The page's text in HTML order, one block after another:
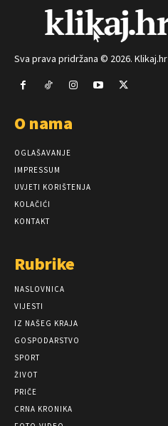
Sva prava pridržana © 2026. Klikaj.hr
O nama
OGLAŠAVANJE
IMPRESSUM
UVJETI KORIŠTENJA
KOLAČIĆI
KONTAKT
Rubrike
NASLOVNICA
VIJESTI
IZ NAŠEG KRAJA
GOSPODARSTVO
SPORT
ŽIVOT
PRIČE
CRNA KRONIKA